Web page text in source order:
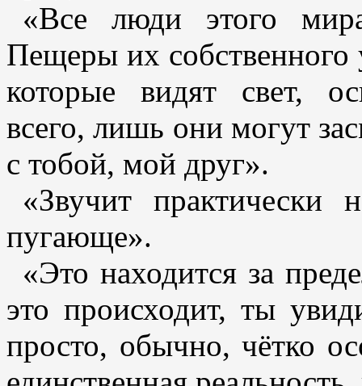
«Все люди этого
Пещеры их
которые видят свет,
всего, лишь они могут
с тобой, мой друг».
«Звучит
пугающе».
«Это находится за
это происходит, ты
просто, обычно, чётко